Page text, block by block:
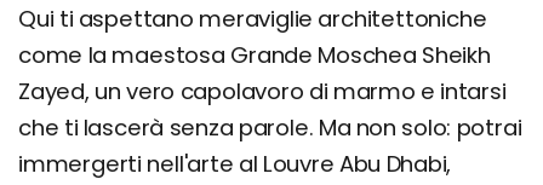
Qui ti aspettano meraviglie architettoniche
come la maestosa Grande Moschea Sheikh
Zayed, un vero capolavoro di marmo e intarsi
che ti lascerà senza parole. Ma non solo: potrai
immergerti nell'arte al Louvre Abu Dhabi,